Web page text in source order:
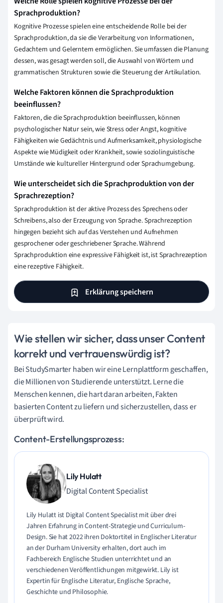
Sprachproduktion?
Kognitive Prozesse spielen eine entscheidende Rolle bei der
Sprachproduktion, da sie die Verarbeitung von Informationen,
Gedachtem und Gelerntem ermöglichen. Sie umfassen die Planung
dessen, was gesagt werden soll, die Auswahl von Wörtern und
grammatischen Strukturen sowie die Steuerung der Artikulation.
Welche Faktoren können die Sprachproduktion
beeinflussen?
Faktoren, die die Sprachproduktion beeinflussen, können
psychologischer Natur sein, wie Stress oder Angst, kognitive
Fähigkeiten wie Gedächtnis und Aufmerksamkeit, physiologische
Aspekte wie Müdigkeit oder Krankheit, sowie soziolinguistische
Umstände wie kultureller Hintergrund oder Sprachumgebung.
Wie unterscheidet sich die Sprachproduktion von der
Sprachrezeption?
Sprachproduktion ist der aktive Prozess des Sprechens oder
Schreibens, also der Erzeugung von Sprache. Sprachrezeption
hingegen bezieht sich auf das Verstehen und Aufnehmen
gesprochener oder geschriebener Sprache. Während
Sprachproduktion eine expressive Fähigkeit ist, ist Sprachrezeption
eine rezeptive Fähigkeit.
Erklärung speichern
Wie stellen wir sicher, dass unser Content
korrekt und vertrauenswürdig ist?
Bei StudySmarter haben wir eine Lernplattform geschaffen,
die Millionen von Studierende unterstützt. Lerne die
Menschen kennen, die hart daran arbeiten, Fakten
basierten Content zu liefern und sicherzustellen, dass er
überprüft wird.
Content-Erstellungsprozess:
Lily Hulatt
Digital Content Specialist
Lily Hulatt ist Digital Content Specialist mit über drei
Jahren Erfahrung in Content-Strategie und Curriculum-
Design. Sie hat 2022 ihren Doktortitel in Englischer Literatur
an der Durham University erhalten, dort auch im
Fachbereich Englische Studien unterrichtet und an
verschiedenen Veröffentlichungen mitgewirkt. Lily ist
Expertin für Englische Literatur, Englische Sprache,
Geschichte und Philosophie.